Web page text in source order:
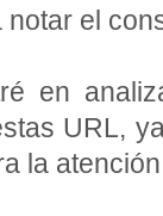
el
en
URL,
la